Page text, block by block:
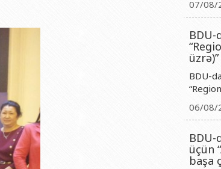
Elm və Təhsil Nazirliyinin Fizika İnstitutu Publik Hüquqi
Elm və Təhsil Nazirliyinin Kimya İnstitutu Publik Hüquqi
Elm və Təhsil Nazirliyinin Molekulyar Biologiya İnstitutu
07/08/
BDU-
üzrə)”
06/08/
üçün
başa